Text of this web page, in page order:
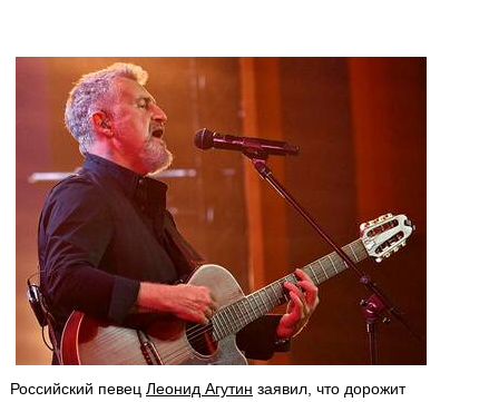
Российский певец Леонид Агутин заявил, что дорожит